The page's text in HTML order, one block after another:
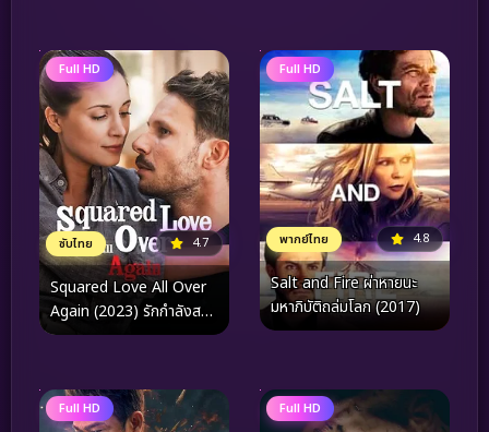
Full HD
ซับไทย 4.7
Squared Love All Over
Again (2023) รักกำลังสอง
(อีกแล้ว)
Full HD
พากย์ไทย 4.8
Salt and Fire ผ่าหายนะ
มหาภิบัติถล่มโลก (2017)
Full HD Full HD